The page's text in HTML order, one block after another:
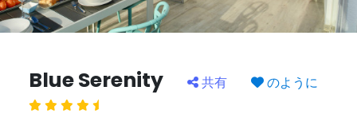
Blue Serenity 共有 のように